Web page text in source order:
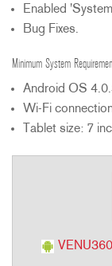
언어/지역
Enabled
Bug Fixes.
Minimum System
Android OS
Wi-Fi
Tablet size: 7